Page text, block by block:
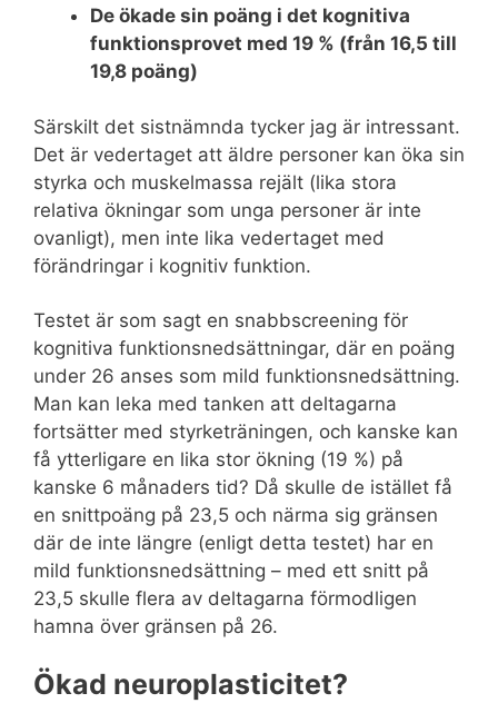
De ökade sin poäng i det kognitiva
funktionsprovet med 19 % (från 16,5 till
19,8 poäng)
Särskilt det sistnämnda tycker jag är intressant.
Det är vedertaget att äldre personer kan öka sin
styrka och muskelmassa rejält (lika stora
relativa ökningar som unga personer är inte
ovanligt), men inte lika vedertaget med
förändringar i kognitiv funktion.
Testet är som sagt en snabbscreening för
kognitiva funktionsnedsättningar, där en poäng
under 26 anses som mild funktionsnedsättning.
Man kan leka med tanken att deltagarna
fortsätter med styrketräningen, och kanske kan
få ytterligare en lika stor ökning (19 %) på
kanske 6 månaders tid? Då skulle de istället få
en snittpoäng på 23,5 och närma sig gränsen
där de inte längre (enligt detta testet) har en
mild funktionsnedsättning – med ett snitt på
23,5 skulle flera av deltagarna förmodligen
hamna över gränsen på 26.
Ökad neuroplasticitet?